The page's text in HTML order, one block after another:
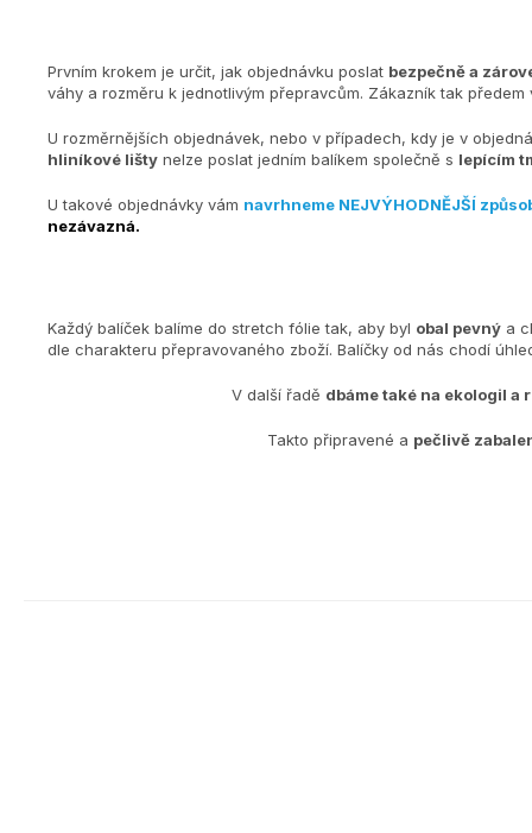
Prvním krokem je určit, jak objednávku poslat bezpečně a
váhy a rozměru k jednotlivým přepravcům. Zákazník tak
U rozměrnějších objednávek, nebo v případech, kdy je v
hliníkové lišty nelze poslat jedním balíkem společně s lepícím
U takové objednávky vám navrhneme NEJVÝHODNĚJŠÍ
nezávazná.
Každý balíček balíme do stretch fólie tak, aby byl obal pevný a
dle charakteru přepravovaného zboží. Balíčky od nás chodí
V další řadě dbáme také na ekologiI a
Takto připravené a pečlivě